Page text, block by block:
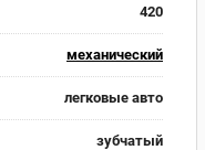
420
механический
легковые авто
зубчатый